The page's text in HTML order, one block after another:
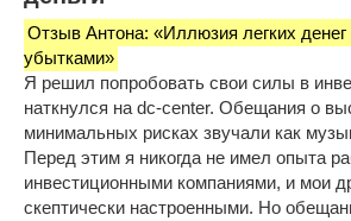
Отзыв Антона: «Иллюзия легких
убытками»
Я решил попробовать свои силы в
наткнулся на dc-center. Обещания о
минимальных рисках звучали как
Перед этим я никогда не имел опыта
инвестиционными компаниями, и мои
скептически настроенными. Но